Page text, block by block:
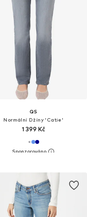
QS
Normální Džíny 'Catie'
1 399 Kč